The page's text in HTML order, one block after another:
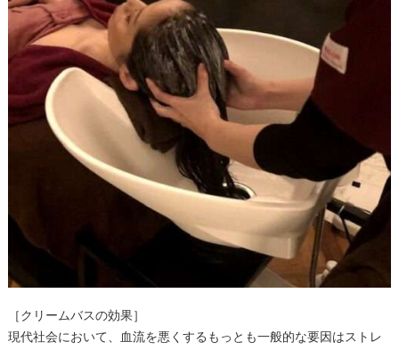
［クリームバスの効果］
現代社会において、血流を悪くするもっとも一般的な要因はストレ